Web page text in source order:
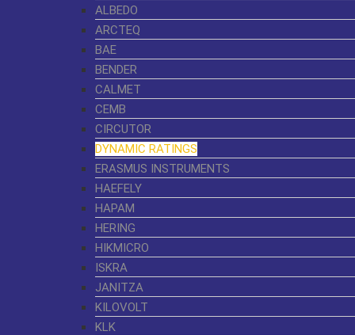
ALBEDO
ARCTEQ
BAE
BENDER
CALMET
CEMB
CIRCUTOR
DYNAMIC RATINGS
ERASMUS INSTRUMENTS
HAEFELY
HAPAM
HERING
HIKMICRO
ISKRA
JANITZA
KILOVOLT
KLK